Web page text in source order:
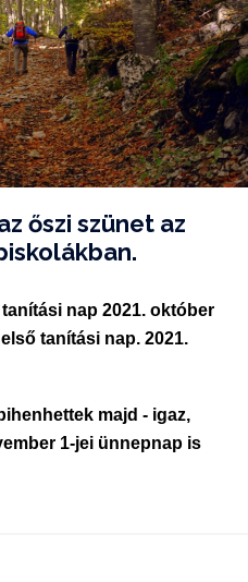
őszi szünet az
nap 2021. október
tanítási nap. 2021.
majd - igaz,
1-jei ünnepnap is